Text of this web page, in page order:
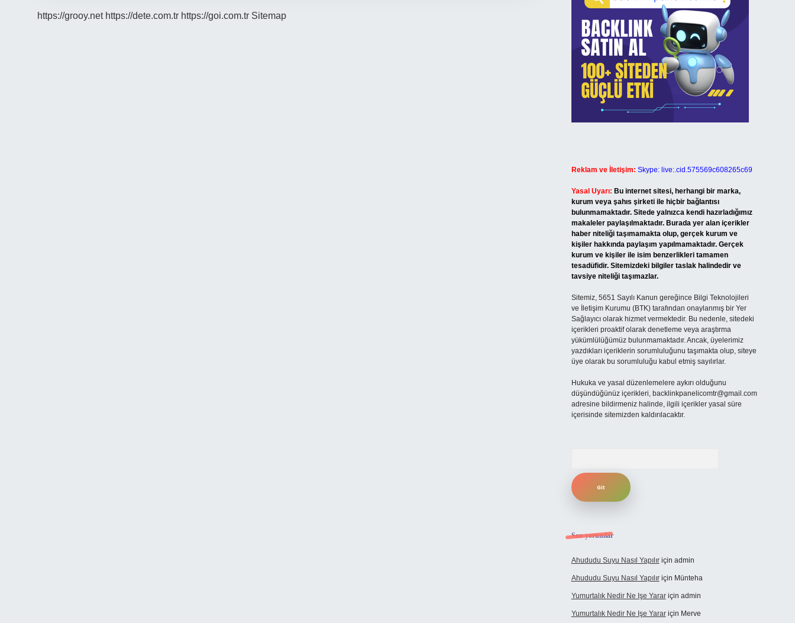
https://grooy.net https://dete.com.tr https://goi.com.tr Sitemap
Reklam ve İletişim: Skype: live:.cid.575569c608265c69
Yasal Uyarı: Bu internet sitesi, herhangi bir marka,
kurum veya şahıs şirketi ile hiçbir bağlantısı
bulunmamaktadır. Sitede yalnızca kendi hazırladığımız
makaleler paylaşılmaktadır. Burada yer alan içerikler
haber niteliği taşımamakta olup, gerçek kurum ve
kişiler hakkında paylaşım yapılmamaktadır. Gerçek
kurum ve kişiler ile isim benzerlikleri tamamen
tesadüfidir. Sitemizdeki bilgiler taslak halindedir ve
tavsiye niteliği taşımazlar.
Sitemiz, 5651 Sayılı Kanun gereğince Bilgi Teknolojileri
ve İletişim Kurumu (BTK) tarafından onaylanmış bir Yer
Sağlayıcı olarak hizmet vermektedir. Bu nedenle, sitedeki
içerikleri proaktif olarak denetleme veya araştırma
yükümlülüğümüz bulunmamaktadır. Ancak, üyelerimiz
yazdıkları içeriklerin sorumluluğunu taşımakta olup, siteye
üye olarak bu sorumluluğu kabul etmiş sayılırlar.
Hukuka ve yasal düzenlemelere aykırı olduğunu
düşündüğünüz içerikleri, backlinkpanelicomtr@gmail.com
adresine bildirmeniz halinde, ilgili içerikler yasal süre
içerisinde sitemizden kaldırılacaktır.
Son yorumlar
Ahududu Suyu Nasıl Yapılıriçin admin
Ahududu Suyu Nasıl Yapılıriçin Münteha
Yumurtalık Nedir Ne Işe Yarariçin admin
Yumurtalık Nedir Ne Işe Yarariçin Merve